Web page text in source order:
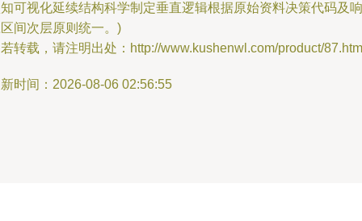
可视化延续结构科学制定垂直逻辑根据原始资料决策代码及响
间次层原则统一。)
转载，请注明出处：http://www.kushenwl.com/product/
时间：2026-08-06 02:56:55